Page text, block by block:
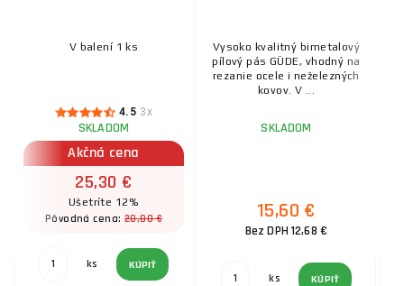
V balení 1 ks
4.5 3x
SKLADOM
Akčná cena
25,30 €
Ušetríte 12%
Pôvodná cena:28,80 €
ks KÚPIŤ
Vysoko kvalitný bimetalový
pílový pás GÜDE, vhodný na
rezanie ocele i neželezných
kovov. V ...
SKLADOM
15,60 €
Bez DPH 12,68 €
ks KÚPIŤ